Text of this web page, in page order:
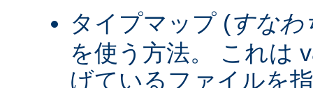
タイプマップ (すなわ
を使う方法。 これは
げているファイルを